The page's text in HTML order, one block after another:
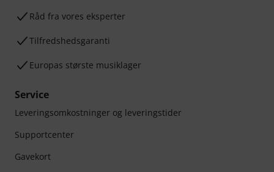
Råd fra vores eksperter
Tilfredshedsgaranti
Europas største musiklager
Service
Leveringsomkostninger og leveringstider
Supportcenter
Gavekort